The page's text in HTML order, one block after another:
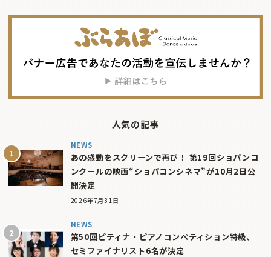
人気の記事
NEWS
あの感動をスクリーンで再び！ 第19回ショパンコ
ンクールの映画“ショパコンシネマ”が10月2日公
開決定
2026年7月31日
NEWS
第50回ピティナ・ピアノコンペティション特級、
セミファイナリスト6名が決定